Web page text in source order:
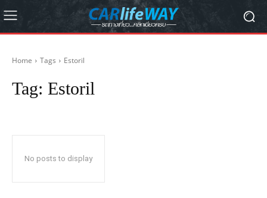
Home Tags Estoril
Tag: Estoril
No posts to display